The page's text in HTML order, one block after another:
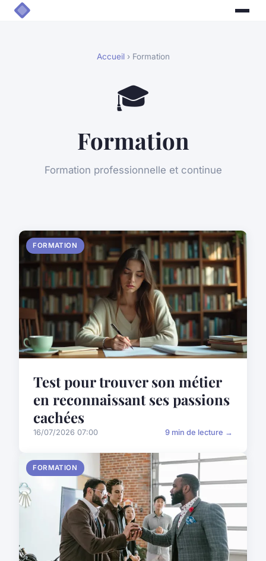
Accueil› Formation
🎓
Formation
Formation professionnelle et continue
FORMATION
Test pour trouver son métier
en reconnaissant ses passions
cachées
16/07/2026 07:00 9 min de lecture →
FORMATION